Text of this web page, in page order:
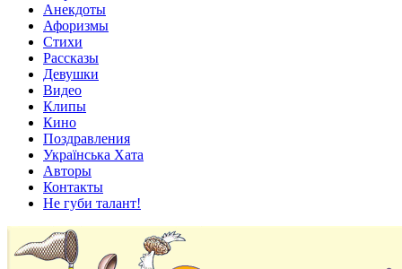
Анекдоты
Афоризмы
Стихи
Рассказы
Девушки
Видео
Клипы
Кино
Поздравления
Українська Хата
Авторы
Контакты
Не губи талант!